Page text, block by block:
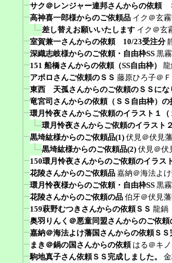
サク＠レンジャー連邦さんからの依頼
高神喜一郎様からのご依頼品 イク＠玄
差し替えお願いいたします イク＠玄
室賀兼一さんからの依頼 10/23受注分
深織志岐様からのご依頼・自由枠SS 黒
151 船橋さんからの依頼（SS自由枠）
アポロさんご依頼のＳＳ 藤原ひろ子＠
東西 天孤さんからのご依頼のＳＳにな
竜宮司さんからの依頼（ＳＳ自由枠）の
環月怜夜さんからご依頼のイラスト１（
環月怜夜さんからご依頼のイラスト
黒埼紘様からのご依頼品(1) 伏見＠伏見
黒埼紘様からのご依頼品(2) 伏見＠伏
150環月怜夜さんからのご依頼のイラス
花陵さんからのご依頼品 嘉納＠海法よ
環月怜夜様からのご依頼・自由枠SS 黒
花陵さんからのご依頼の品 伯牙＠伏見藩
159萩野むつきさんからの依頼ＳＳ 龍鍋
奥羽りんく＠悪童同盟さんからのご依頼
嘉納＠海法よけ藩国さんからの依頼ＳＳ
まき＠鍋の国さんからの依頼 はる＠キ
駒地真子さん依頼ＳＳ完成しました。